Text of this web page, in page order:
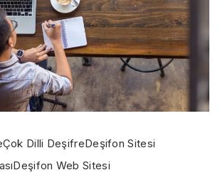
Çok Dilli DeşifreDeşifon Sitesi
Deşifon Web Sitesi